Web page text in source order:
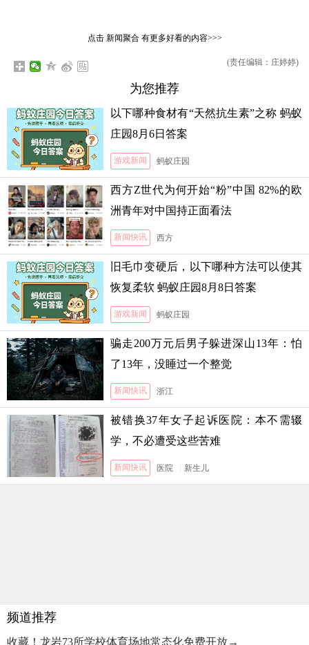
点击 新闻聚合有更多好看的内容>>>
(责任编辑：庄婷婷)
为您推荐
以下哪种食材有“天然抗生素”之称 蚂蚁
庄园8月6日答案
游戏新闻 蚂蚁庄园
西方Z世代为何开始“粉”中国 82%的欧
洲青年对中国持正面看法
新闻快讯 西方
旧毛巾变硬后，以下哪种方法可以使其
恢复柔软 蚂蚁庄园8月8日答案
游戏新闻 蚂蚁庄园
骗走200万元后男子躲进深山13年：怕
了13年，没睡过一个整觉
新闻快讯 浙江
被错换37年女子起诉医院：本不需辍
学，不必遭受这些苦难
新闻快讯 医院 新生儿
频道推荐
收藏！龙岩73所学校体育场地常态化免费开放→